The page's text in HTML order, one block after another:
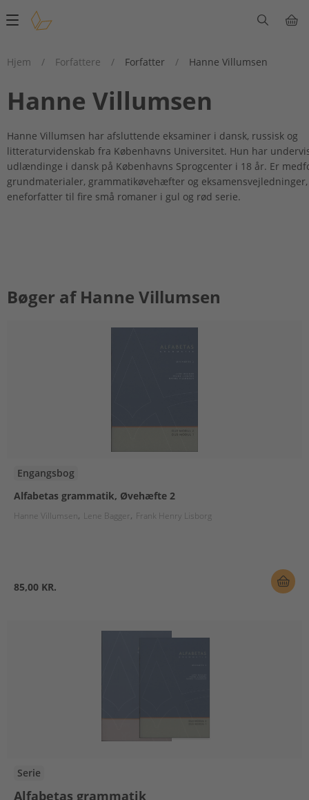
Main
Hjem
/ Forfattere / Forfatter / Hanne Villumsen
Hanne Villumsen
Hanne Villumsen har afsluttende eksaminer i dansk, russisk og
litteraturvidenskab fra Københavns Universitet. Hun har
udlændinge i dansk på Københavns Sprogcenter i 18 år. Er
grundmaterialer, grammatikøvehæfter og
eneforfatter til fire små romaner i gul og rød serie.
Bøger af Hanne Villumsen
Engangsbog
Alfabetas grammatik, Øvehæfte 2
Hanne Villumsen Lene Bagger Frank Henry Lisborg
85,00 KR.
Serie
Alfabetas grammatik